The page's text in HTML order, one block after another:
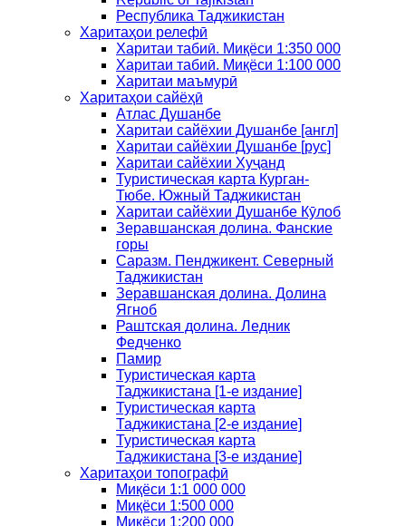
Республика Таджикистан
Харитаҳои релефӣ
Харитаи табиӣ. Миқёси 1:350 000
Харитаи табиӣ. Миқёси 1:100 000
Харитаи маъмурӣ
Харитаҳои сайёҳӣ
Атлас Душанбе
Харитаи сайёхии Душанбе [англ]
Харитаи сайёхии Душанбе [рус]
Харитаи сайёхии Хуҷанд
Туристическая карта Курган-
Тюбе. Южный Таджикистан
Харитаи сайёхии Душанбе Кӯлоб
Зеравшанская долина. Фанские
горы
Саразм. Пенджикент. Северный
Таджикистан
Зеравшанская долина. Долина
Ягноб
Раштская долина. Ледник
Федченко
Памир
Туристическая карта
Таджикистана [1-е издание]
Туристическая карта
Таджикистана [2-е издание]
Туристическая карта
Таджикистана [3-е издание]
Харитаҳои топографӣ
Миқёси 1:1 000 000
Миқёси 1:500 000
Миқёси 1:200 000